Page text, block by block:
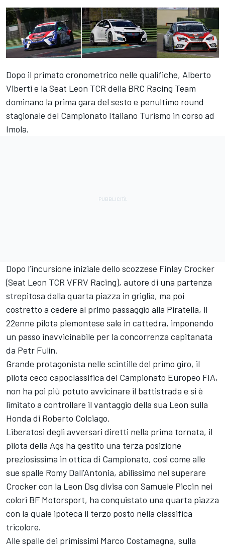
Dopo il primato cronometrico nelle qualifiche, Alberto
Viberti e la Seat Leon TCR della BRC Racing Team
dominano la prima gara del sesto e penultimo round
stagionale del Campionato Italiano Turismo in corso ad
Imola.
Dopo l’incursione iniziale dello scozzese Finlay Crocker
(Seat Leon TCR VFRV Racing), autore di una partenza
strepitosa dalla quarta piazza in griglia, ma poi
costretto a cedere al primo passaggio alla Piratella, il
22enne pilota piemontese sale in cattedra, imponendo
un passo inavvicinabile per la concorrenza capitanata
da Petr Fulín.
Grande protagonista nelle scintille del primo giro, il
pilota ceco capoclassifica del Campionato Europeo FIA,
non ha poi più potuto avvicinare il battistrada e si è
limitato a controllare il vantaggio della sua Leon sulla
Honda di Roberto Colciago.
Liberatosi degli avversari diretti nella prima tornata, il
pilota della Ags ha gestito una terza posizione
preziosissima in ottica di Campionato, così come alle
sue spalle Romy Dall’Antonia, abilissimo nel superare
Crocker con la Leon Dsg divisa con Samuele Piccin nei
colori BF Motorsport, ha conquistato una quarta piazza
con la quale ipoteca il terzo posto nella classifica
tricolore.
Alle spalle dei primissimi Marco Costamagna, sulla